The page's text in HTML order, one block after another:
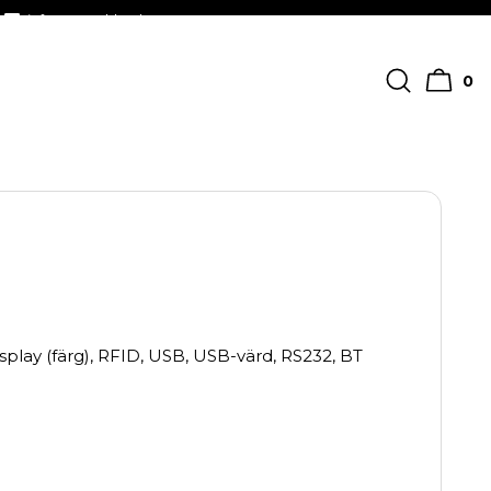
info@streckkodscenter.se
0
(färg), RFID, USB, USB-värd, RS232, BT